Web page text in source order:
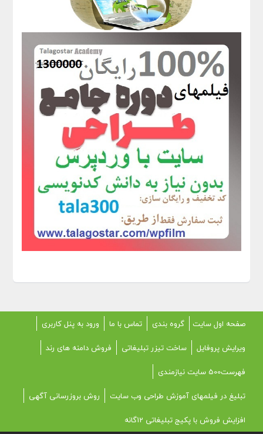
صفحه اول سایت گروه بندی تماس با ما
ورود به پنل کاربری
ویرایش پروفایل
ساخت تیزر تبلیغاتی
فروش دامنه های رند
فهرست500 سایت نیازمندی
تبلیغ در فیلمهای آموزش طراحی وب سایت
روش بروزرسانی آگهی
افزایش فروش با پکیج تبلیغاتی 12گانه